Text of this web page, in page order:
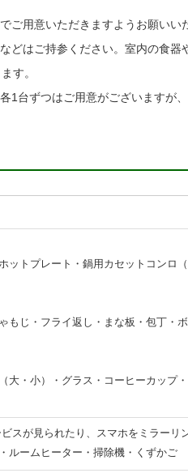
ご用意いただきますようお願いい
どはご持参ください。室内の食
す。
台ずつはご用意がございますが
ットプレート・鍋用カセットコンロ
もじ・フライ返し・まな板・包丁・
大・小）・グラス・コーヒーカップ
スが見られたり、スマホをミラー
ルームヒーター・掃除機・くずかご